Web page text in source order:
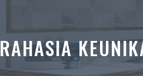
RAHASIA